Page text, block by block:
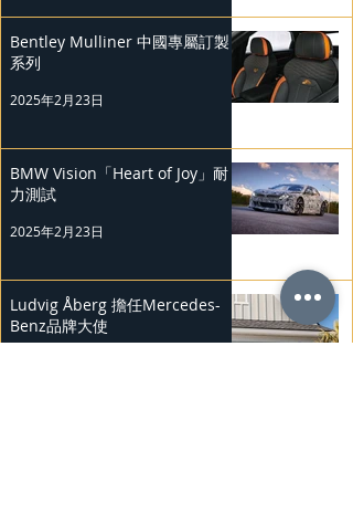
Bentley Mulliner 中國專屬訂製
系列
2025年2月23日
BMW Vision「Heart of Joy」耐
力測試
2025年2月23日
Ludvig Åberg 擔任Mercedes-
Benz品牌大使